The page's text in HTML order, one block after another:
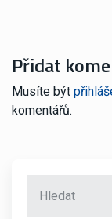
Přidat
Musíte být
komentářů.